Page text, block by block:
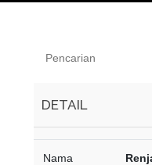
DETAIL
Nama